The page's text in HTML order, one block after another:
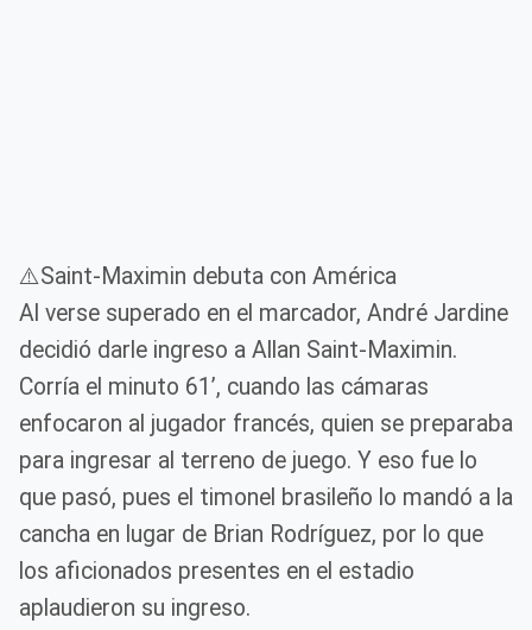
⚠️Saint-Maximin debuta con América
Al verse superado en el marcador, André Jardine
decidió darle ingreso a Allan Saint-Maximin.
Corría el minuto 61’, cuando las cámaras
enfocaron al jugador francés, quien se preparaba
para ingresar al terreno de juego. Y eso fue lo
que pasó, pues el timonel brasileño lo mandó a la
cancha en lugar de Brian Rodríguez, por lo que
los aficionados presentes en el estadio
aplaudieron su ingreso.